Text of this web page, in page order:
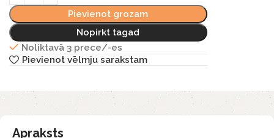
Pievienot grozam
Nopirkt tagad
Noliktavā 3 prece/-es
Pievienot vēlmju sarakstam
Apraksts